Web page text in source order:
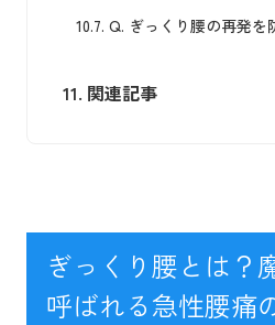
10.7. Q. ぎっくり腰の再発を
11. 関連記事
ぎっくり腰とは？
呼ばれる急性腰痛